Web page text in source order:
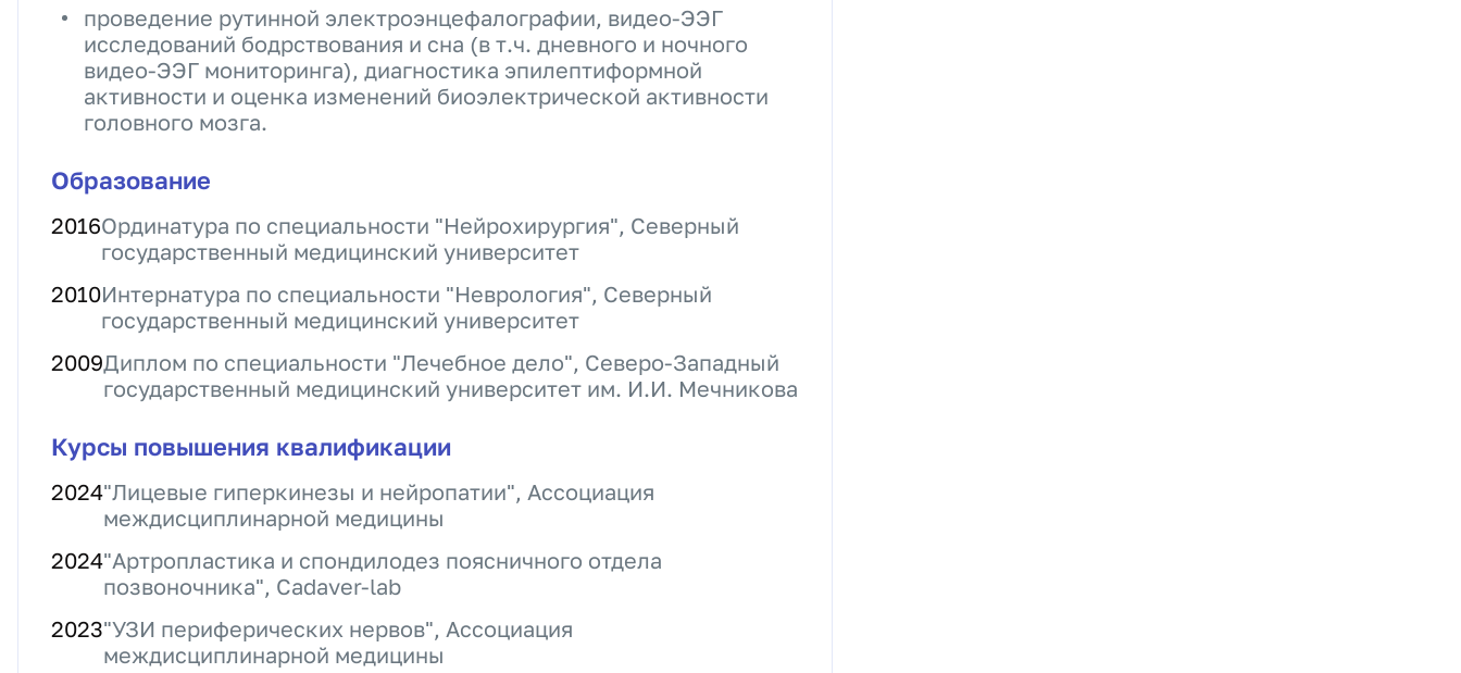
проведение рутинной электроэнцефалографии, видео-ЭЭГ
исследований бодрствования и сна (в т.ч. дневного и ночного
видео-ЭЭГ мониторинга), диагностика эпилептиформной
активности и оценка изменений биоэлектрической активности
головного мозга.
Образование
2016Ординатура по специальности "Нейрохирургия", Северный
государственный медицинский университет
2010Интернатура по специальности "Неврология", Северный
государственный медицинский университет
2009Диплом по специальности "Лечебное дело", Северо-Западный
государственный медицинский университет им. И.И. Мечникова
Курсы повышения квалификации
2024"Лицевые гиперкинезы и нейропатии", Ассоциация
междисциплинарной медицины
2024"Артропластика и спондилодез поясничного отдела
позвоночника", Cadaver-lab
2023"УЗИ периферических нервов", Ассоциация
междисциплинарной медицины